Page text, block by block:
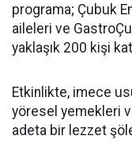
programa; Çubuk
aileleri ve
yaklaşık 200 kişi
Etkinlikte, imece
yöresel yemekleri
adeta bir lezzet